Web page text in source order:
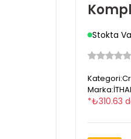
Stokta
Kategori:
Marka:
*₺310.63